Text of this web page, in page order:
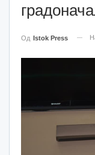
Од Istok Press